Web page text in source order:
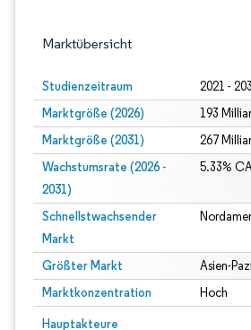
Marktübersicht
Studienzeitraum 2021 -
Marktgröße (2026) 193
Marktgröße (2031) 267
Wachstumsrate (2026 -
2031)
5.33%
Schnellstwachsender
Markt
Größter Markt Asien-
Marktkonzentration Hoch
Hauptakteure
Bild © Mordor Intelligence.